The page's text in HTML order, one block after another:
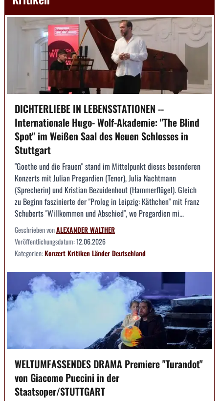
DICHTERLIEBE IN LEBENSSTATIONEN --
Internationale Hugo- Wolf-Akademie: "The Blind
Spot" im Weißen Saal des Neuen Schlosses in
Stuttgart
"Goethe und die Frauen" stand im Mittelpunkt dieses besonderen
Konzerts mit Julian Pregardien (Tenor), Julia Nachtmann
(Sprecherin) und Kristian Bezuidenhout (Hammerflügel). Gleich
zu Beginn faszinierte der "Prolog in Leipzig: Käthchen" mit Franz
Schuberts "Willkommen und Abschied", wo Pregardien mi...
Geschrieben vonALEXANDER WALTHER
Veröffentlichungsdatum:12.06.2026
Kategorien:KonzertKritikenLänderDeutschland
WELTUMFASSENDES DRAMA Premiere "Turandot"
von Giacomo Puccini in der
Staatsoper/STUTTGART